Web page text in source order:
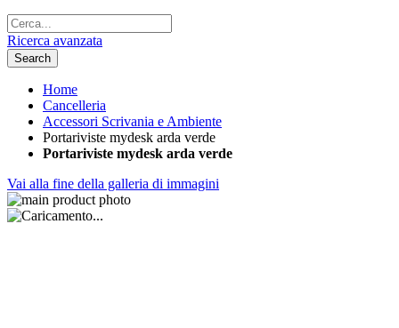
Ricerca avanzata
Search
Home
Cancelleria
Accessori Scrivania e Ambiente
Portariviste mydesk arda verde
Portariviste mydesk arda verde
Vai alla fine della galleria di immagini